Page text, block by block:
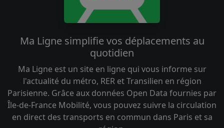
Ma Ligne simplifie vos déplacements au
quotidien
Ma Ligne est un site en ligne qui vous informe sur
l'actualité du métro, RER et Transilien en région
Parisienne. Grâce aux données Open Data fournies par
Île-de-France Mobilité, vous pouvez suivre la circulation
en direct des transports en commun dans Paris et sa